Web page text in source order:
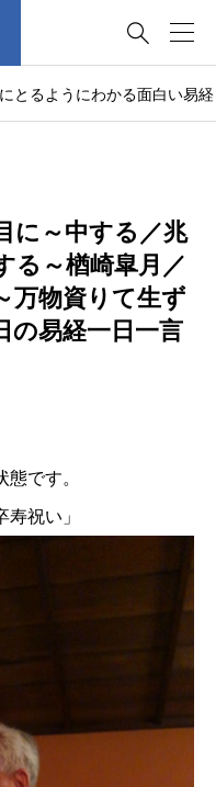

とるようにわかる面白い易経
に～中する／兆
る～楢崎皐月／
万物資りて生ず
の易経一日一言
です。
祝い」